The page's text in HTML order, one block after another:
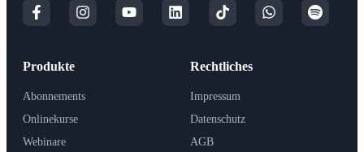
Produkte
Abonnements
Onlinekurse
Webinare
Rechtliches
Impressum
Datenschutz
AGB